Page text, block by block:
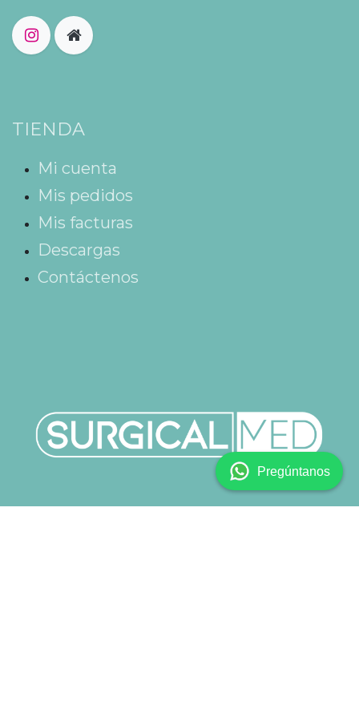
TIENDA
Mi cuenta
Mis pedidos
Mis facturas
Descargas
Contáctenos
Pregúntanos